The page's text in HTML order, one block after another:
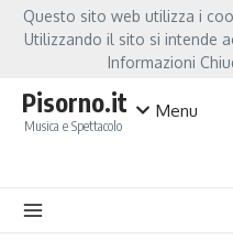
Salta al contenuto
Hot NewsFiorella Mannoia, a
Pisorno.it
Musica e Spettacolo
Menu
Questo sito web utilizza i
Utilizzando il sito si intende
Informazioni